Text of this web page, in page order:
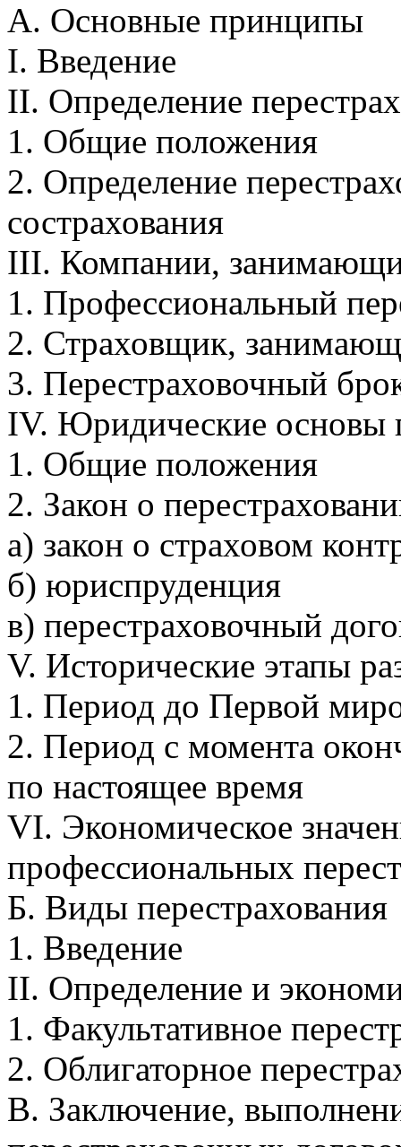
А. Основные принципы
I. Введение
II. Определение
1. Общие положения
2. Определение
сострахования
III. Компании,
1. Профессиональный
2. Страховщик,
3. Перестраховочный
IV. Юридические основы
1. Общие положения
2. Закон о
а) закон о страховом
б) юриспруденция
в) перестраховочный
V. Исторические этапы
1. Период до Первой
2. Период с момента
по настоящее время
VI. Экономическое
профессиональных
Б. Виды перестрахования
1. Введение
II. Определение и
1. Факультативное
2. Облигаторное
В. Заключение,